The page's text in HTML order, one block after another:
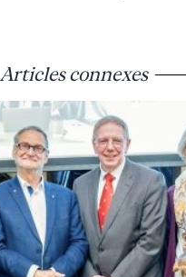
Articles connexes